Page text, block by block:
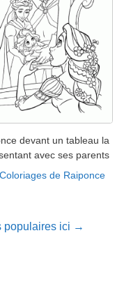
devant un tableau la
avec ses parents
Coloriages de Raiponce
populaires ici →